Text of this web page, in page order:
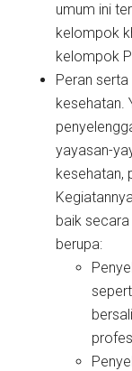
umum ini
kelompok
kelompok
Peran
kesehatan.
yayasan-
kesehatan,
baik
berupa: